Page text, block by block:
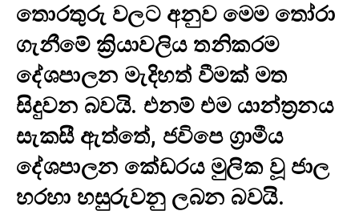
තොරතුරු වලට අනුව මෙම තෝරා
ගැනීමේ ක්‍රියාවලිය තනිකරම
දේශපාලන මැදිහත් වීමක් මත
සිදුවන බවයි. එනම් එම යාන්ත්‍රනය
සැකසී ඇත්තේ, ජවිපෙ ග්‍රාමීය
දේශපාලන කේඩරය මුලික වූ ජාල
හරහා හසුරුවනු ලබන බවයි.